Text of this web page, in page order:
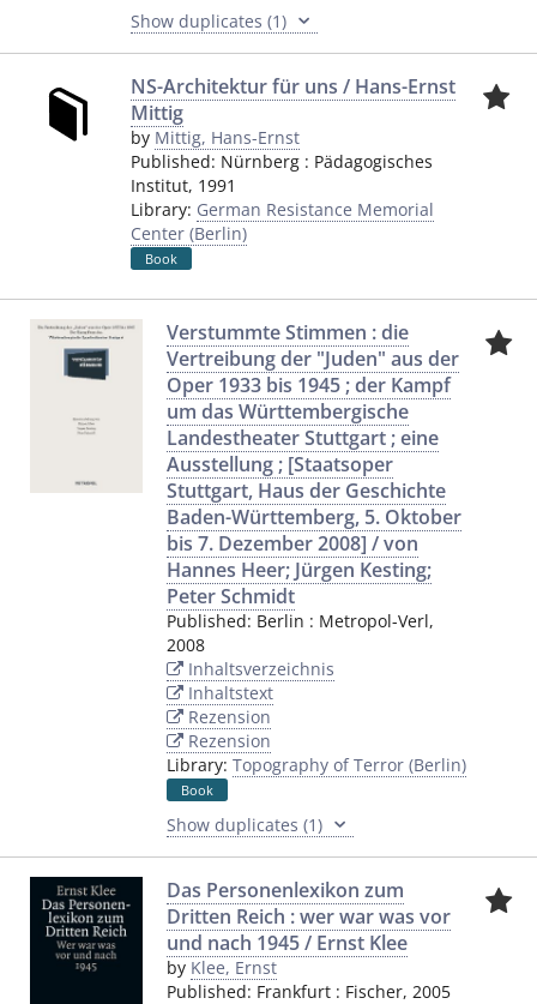
Show duplicates (1)
NS-Architektur für uns / Hans-Ernst
Mittig
by Mittig, Hans-Ernst
Published: Nürnberg : Pädagogisches
Institut, 1991
Library: German Resistance Memorial
Center (Berlin)
Book
Verstummte Stimmen : die
Vertreibung der "Juden" aus der
Oper 1933 bis 1945 ; der Kampf
um das Württembergische
Landestheater Stuttgart ; eine
Ausstellung ; [Staatsoper
Stuttgart, Haus der Geschichte
Baden-Württemberg, 5. Oktober
bis 7. Dezember 2008] / von
Hannes Heer; Jürgen Kesting;
Peter Schmidt
Published: Berlin : Metropol-Verl,
2008
Inhaltsverzeichnis
Inhaltstext
Rezension
Rezension
Library: Topography of Terror (Berlin)
Book
Show duplicates (1)
Das Personenlexikon zum
Dritten Reich : wer war was vor
und nach 1945 / Ernst Klee
by Klee, Ernst
Published: Frankfurt: Fischer, 2005